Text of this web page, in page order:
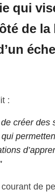
qui
de la
:
de créer des
de